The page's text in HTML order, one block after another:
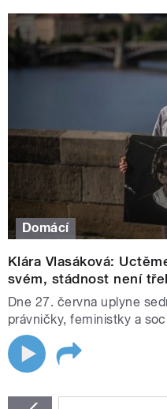
Domácí
Klára Vlasáková:
svém, stádnost není
Dne 27. června uplyne
právničky, feministky a